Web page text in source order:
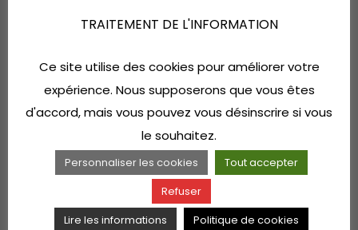
TRAITEMENT DE L'INFORMATION
Ce site utilise des cookies pour améliorer votre
expérience. Nous supposerons que vous êtes
d'accord, mais vous pouvez vous désinscrire si vous
le souhaitez.
Personnaliser les cookies
Tout accepter
Refuser
Lire les informations
Politique de cookies